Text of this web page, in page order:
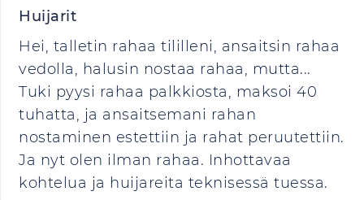
Huijarit
Hei, talletin rahaa tililleni, ansaitsin rahaa
vedolla, halusin nostaa rahaa, mutta...
Tuki pyysi rahaa palkkiosta, maksoi 40
tuhatta, ja ansaitsemani rahan
nostaminen estettiin ja rahat peruutettiin.
Ja nyt olen ilman rahaa. Inhottavaa
kohtelua ja huijareita teknisessä tuessa.